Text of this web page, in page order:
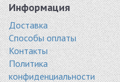
-15%
Информация
Доставка
Способы оплаты
Контакты
Политика
конфиденциальности